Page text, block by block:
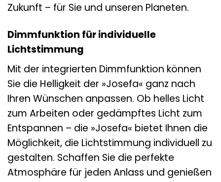
Zukunft – für Sie und unseren Planeten.
Dimmfunktion für individuelle
Lichtstimmung
Mit der integrierten Dimmfunktion können
Sie die Helligkeit der »Josefa« ganz nach
Ihren Wünschen anpassen. Ob helles Licht
zum Arbeiten oder gedämpftes Licht zum
Entspannen – die »Josefa« bietet Ihnen die
Möglichkeit, die Lichtstimmung individuell zu
gestalten. Schaffen Sie die perfekte
Atmosphäre für jeden Anlass und genießen